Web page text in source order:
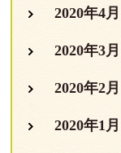
2020年4月
2020年3月
2020年2月
2020年1月